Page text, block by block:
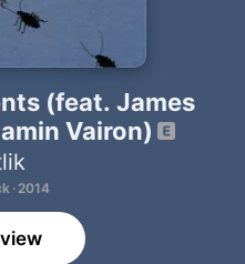
(feat. James
Vairon)
· 2014